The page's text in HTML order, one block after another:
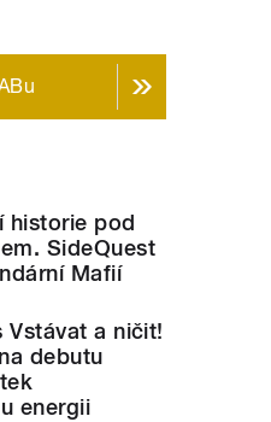
historie pod
SideQuest
Mafií
Vstávat a ničit!
debutu
energii